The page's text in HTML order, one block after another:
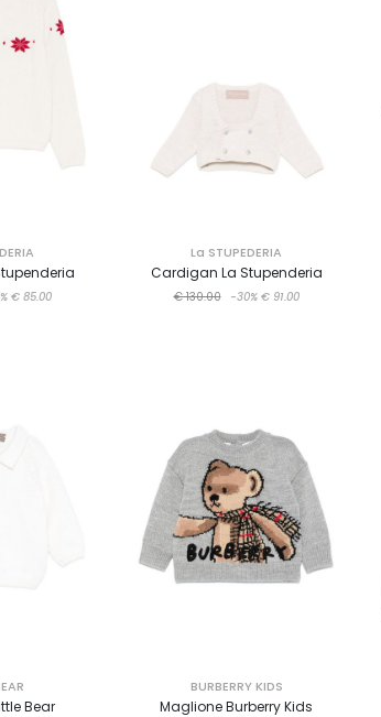
€ 85.00
La STUPEDERIA
Cardigan La Stupenderia
€ 130.00 -30% € 91.00
Bear
BURBERRY KIDS
Maglione Burberry Kids